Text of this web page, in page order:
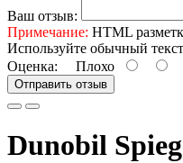
Ваш отзыв:
Примечание: HTML
Используйте обычный
Оценка: Плохо
Отправить отзыв
Dunobil